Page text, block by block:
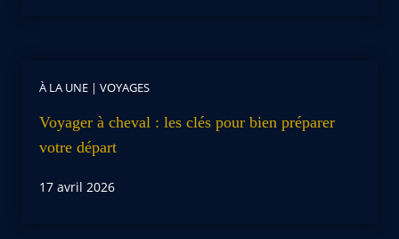
À LA UNE | VOYAGES
Voyager à cheval : les clés pour bien préparer
votre départ
17 avril 2026